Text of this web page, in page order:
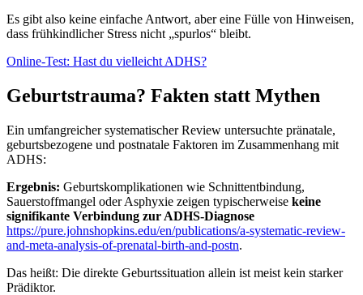
Es gibt also keine einfache Antwort, aber eine Fülle von Hinweisen,
dass frühkindlicher Stress nicht „spurlos“ bleibt.
Online-Test: Hast du vielleicht ADHS?
Geburtstrauma? Fakten statt Mythen
Ein umfangreicher systematischer Review untersuchte pränatale,
geburtsbezogene und postnatale Faktoren im Zusammenhang mit
ADHS:
Ergebnis: Geburtskomplikationen wie Schnittentbindung,
Sauerstoffmangel oder Asphyxie zeigen typischerweise keine
signifikante Verbindung zur ADHS-Diagnose
https://pure.johnshopkins.edu/en/publications/a-systematic-review-
and-meta-analysis-of-prenatal-birth-and-postn.
Das heißt: Die direkte Geburtssituation allein ist meist kein starker
Prädiktor.